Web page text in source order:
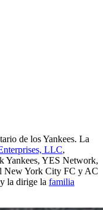
de los Yankees. La
LLC,
Yankees, YES Network,
New York City FC y AC
la dirige la familia